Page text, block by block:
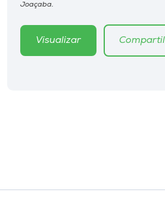
Editora
Rádio
o idioma
Joaçaba.
Visualizar